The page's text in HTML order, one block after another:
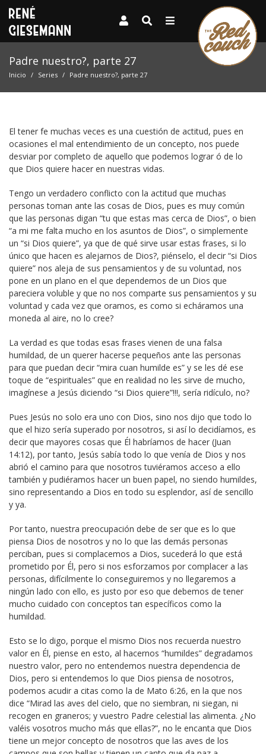
Padre nuestro?, parte 27
Inicio Series Padre nuestro?, parte 27
El tener fe muchas veces es una cuestión de actitud, pues en
ocasiones el mal entendimiento de un concepto, nos puede
desviar por completo de aquello que podemos lograr ó de lo
que Dios quiere hacer en nuestras vidas.
Tengo un verdadero conflicto con la actitud que muchas
personas toman ante las cosas de Dios, pues es muy común
que las personas digan “tu que estas mas cerca de Dios”, o bien
“a mi me falta mucho en los asuntos de Dios”, o simplemente
un “si Dios quiere”, ya que de qué sirve usar estas frases, si lo
único que hacen es alejarnos de Dios?, piénselo, el decir “si Dios
quiere” nos aleja de sus pensamientos y de su voluntad, nos
pone en un plano en el que dependemos de un Dios que
pareciera voluble y que no nos comparte sus pensamientos y su
voluntad y cada vez que oramos, es como si echáramos una
moneda al aire, no lo cree?
La verdad es que todas esas frases vienen de una falsa
humildad, de un querer hacerse pequeños ante las personas
para que puedan decir “mira cuan humilde es” y se les dé ese
toque de “espirituales” que en realidad no les sirve de mucho,
imagínese a Jesús diciendo “si Dios quiere”!!!, sería ridículo, no?
Pues Jesús no solo era uno con Dios, sino nos dijo que todo lo
que el hizo sería superado por nosotros, si así lo decidíamos, es
decir que mayores cosas que Él habríamos de hacer (Juan
14:12), por tanto, Jesús sabía todo lo que venía de Dios y nos
abrió el camino para que nosotros tuviéramos acceso a ello
también y pudiéramos hacer un buen papel, no siendo humildes,
sino representando a Dios en todo su esplendor, así de sencillo
y ya.
Por tanto, nuestra preocupación debe de ser que es lo que
piensa Dios de nosotros y no lo que las demás personas
perciban, pues si complacemos a Dios, sucederá lo que está
prometido por Él, pero si nos esforzamos por complacer a las
personas, difícilmente lo conseguiremos y no llegaremos a
ningún lado con ello, es justo por eso que debemos de tener
mucho cuidado con conceptos tan específicos como la
humildad.
Esto se lo digo, porque el mismo Dios nos recuerda nuestro
valor en Él, piense en esto, al hacernos “humildes” degradamos
nuestro valor, pero no entendemos nuestra dependencia de
Dios, pero si entendemos lo que Dios piensa de nosotros,
podemos acudir a citas como la de Mato 6:26, en la que nos
dice “Mirad las aves del cielo, que no siembran, ni siegan, ni
recogen en graneros; y vuestro Padre celestial las alimenta. ¿No
valéis vosotros mucho más que ellas?”, no le encanta que Dios
tiene un mejor concepto de nosotros que las aves de los